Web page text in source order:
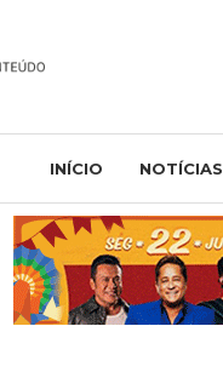
INÍCIO NOTÍCIAS